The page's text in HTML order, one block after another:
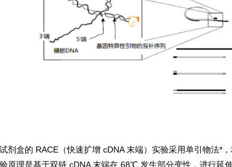
剂盒的 RACE（快速扩增 cDNA 末端）实验采用单引物法*
原理是基于双链 cDNA 末端在 68℃ 发生部分变性，进行延